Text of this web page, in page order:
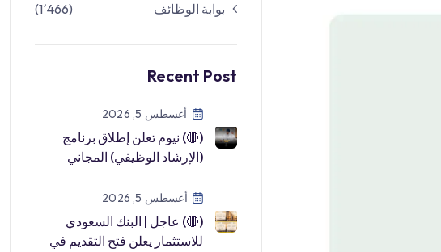
بوابة الوظائف (1٬466)
Recent Post
أغسطس 5, 2026
(🔴) نيوم تعلن إطلاق برنامج
(الإرشاد الوظيفي) المجاني
عمل:▪ […]
أغسطس 5, 2026
(🔴) عاجل | البنك السعودي
للاستثمار يعلن فتح التقديم في